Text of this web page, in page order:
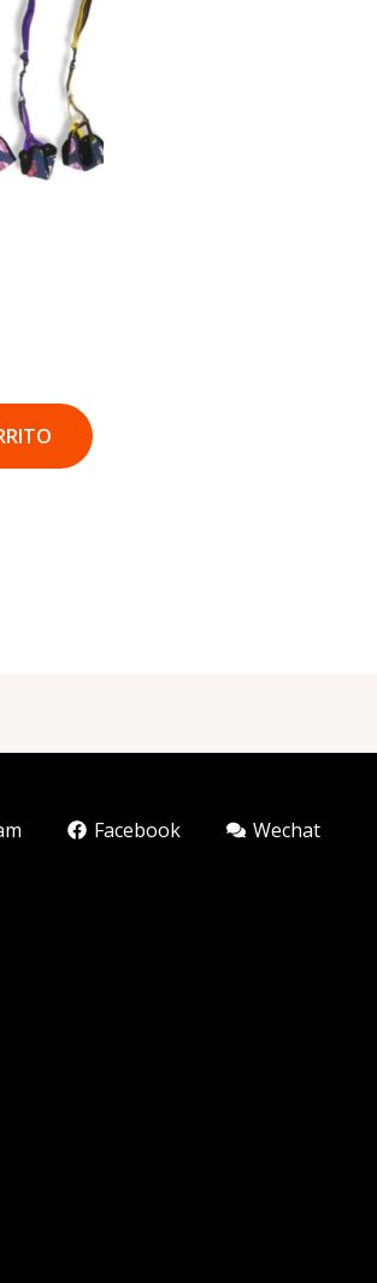
Facebook Wechat